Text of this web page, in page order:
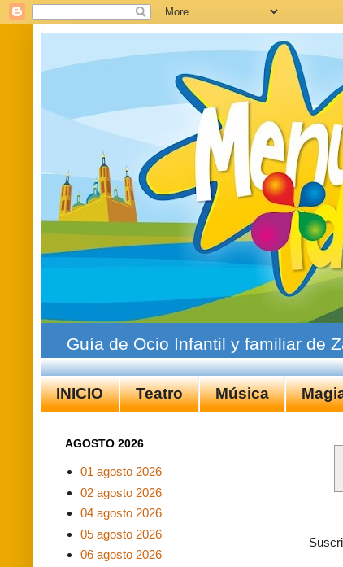
Guía de Ocio Infantil y familiar de
INICIO Teatro Música
AGOSTO 2026
01 agosto 2026
02 agosto 2026
04 agosto 2026
05 agosto 2026
06 agosto 2026